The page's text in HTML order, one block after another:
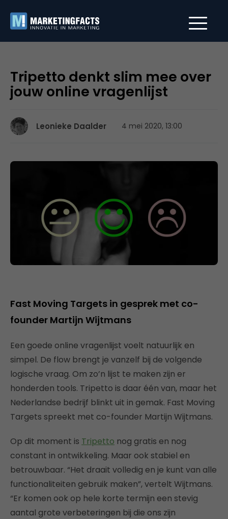
Tripetto denkt slim mee over
jouw online vragenlijst
Leonieke Daalder 4 mei 2020, 13:00
Fast Moving Targets in gesprek met co-
founder Martijn Wijtmans
Een goede online vragenlijst voelt natuurlijk en
simpel. De flow brengt je vanzelf bij de volgende
logische vraag. Om zo’n lijst te maken zijn er
honderden tools. Tripetto is daar één van, maar het
Nederlandse bedrijf blinkt uit in gemak. Fast Moving
Targets spreekt met co-founder Martijn Wijtmans.
Op dit moment is Tripetto nog gratis en nog
constant in ontwikkeling. Maar ook stabiel en
betrouwbaar. “Het draait volledig en je kunt van alle
functionaliteiten gebruik maken”, vertelt Wijtmans.
“Er komen ook op hele korte termijn een stevig
aantal grote verbeteringen bij die ons zijn